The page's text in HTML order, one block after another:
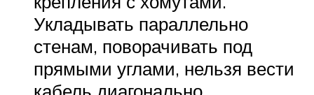
Укладывать параллельно
стенам, поворачивать под
прямыми углами, нельзя вести